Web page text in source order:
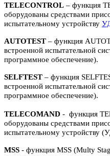
TELECONTROL – функция
оборудованы средствами
испытательному устройству
AUTOTEST – функция
встроенной испытательной
программное обеспечение).
SELFTEST – функция
встроенной испытательной
программное обеспечение).
TELECOMAND - функция
оборудованы средствами
испытательному устройству
MSS - функция MSS (Multy